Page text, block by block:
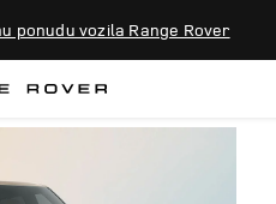
ponudu vozila Range Rover